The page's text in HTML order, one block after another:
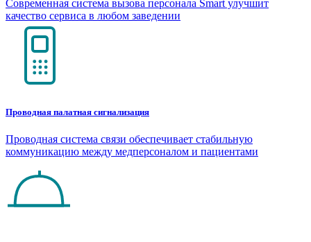
Современная система вызова персонала Smart улучшит
качество сервиса в любом заведении
Проводная палатная сигнализация
Проводная система связи обеспечивает стабильную
коммуникацию между медперсоналом и пациентами